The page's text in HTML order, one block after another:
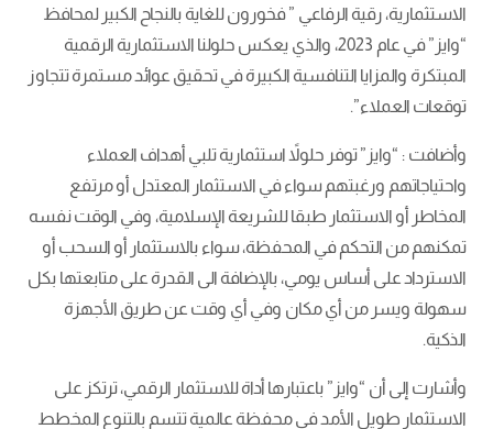
الاستثمارية، رقية الرفاعي ” فخورون للغاية بالنجاح الكبير لمحافظ
“وايز” في عام 2023، والذي يعكس حلولنا الاستثمارية الرقمية
المبتكرة والمزايا التنافسية الكبيرة في تحقيق عوائد مستمرة تتجاوز
توقعات العملاء”.
وأضافت : “وايز” توفر حلولاً استثمارية تلبي أهداف العملاء
واحتياجاتهم ورغبتهم سواء في الاستثمار المعتدل أو مرتفع
المخاطر أو الاستثمار طبقا للشريعة الإسلامية، وفي الوقت نفسه
تمكنهم من التحكم في المحفظة، سواء بالاستثمار أو السحب أو
الاسترداد على أساس يومي، بالإضافة الى القدرة على متابعتها بكل
سهولة ويسر من أي مكان وفي أي وقت عن طريق الأجهزة
الذكية.
وأشارت إلى أن “وايز” باعتبارها أداة للاستثمار الرقمي، ترتكز على
الاستثمار طويل الأمد في محفظة عالمية تتسم بالتنوع المخطط